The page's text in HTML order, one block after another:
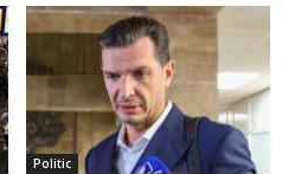
Politic